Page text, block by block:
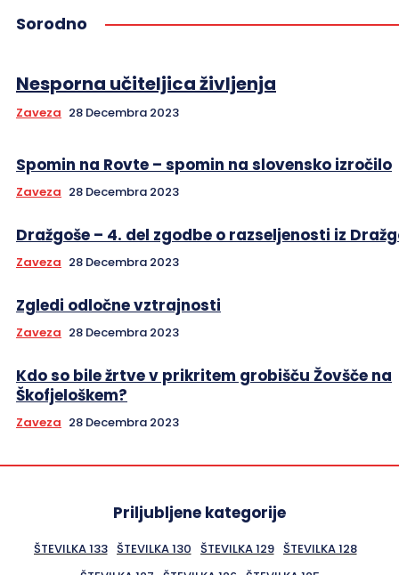
Sorodno
Nesporna učiteljica življenja
Zaveza 28 Decembra 2023
Spomin na Rovte – spomin na slovensko izročilo
Zaveza 28 Decembra 2023
Dražgoše – 4. del zgodbe o razseljenosti iz
Zaveza 28 Decembra 2023
Zgledi odločne vztrajnosti
Zaveza 28 Decembra 2023
Kdo so bile žrtve v prikritem grobišču Žovšče na
Škofjeloškem?
Zaveza 28 Decembra 2023
Priljubljene kategorije
ŠTEVILKA 133 ŠTEVILKA 130 ŠTEVILKA 129 ŠTEVILKA 128